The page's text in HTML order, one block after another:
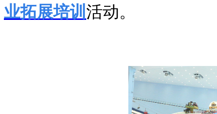
业拓展培训 活动。